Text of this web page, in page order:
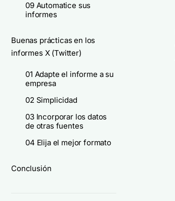
09 Automatice sus
informes
Buenas prácticas en los
informes X (Twitter)
01 Adapte el informe a su
empresa
02 Simplicidad
03 Incorporar los datos
de otras fuentes
04 Elija el mejor formato
Conclusión